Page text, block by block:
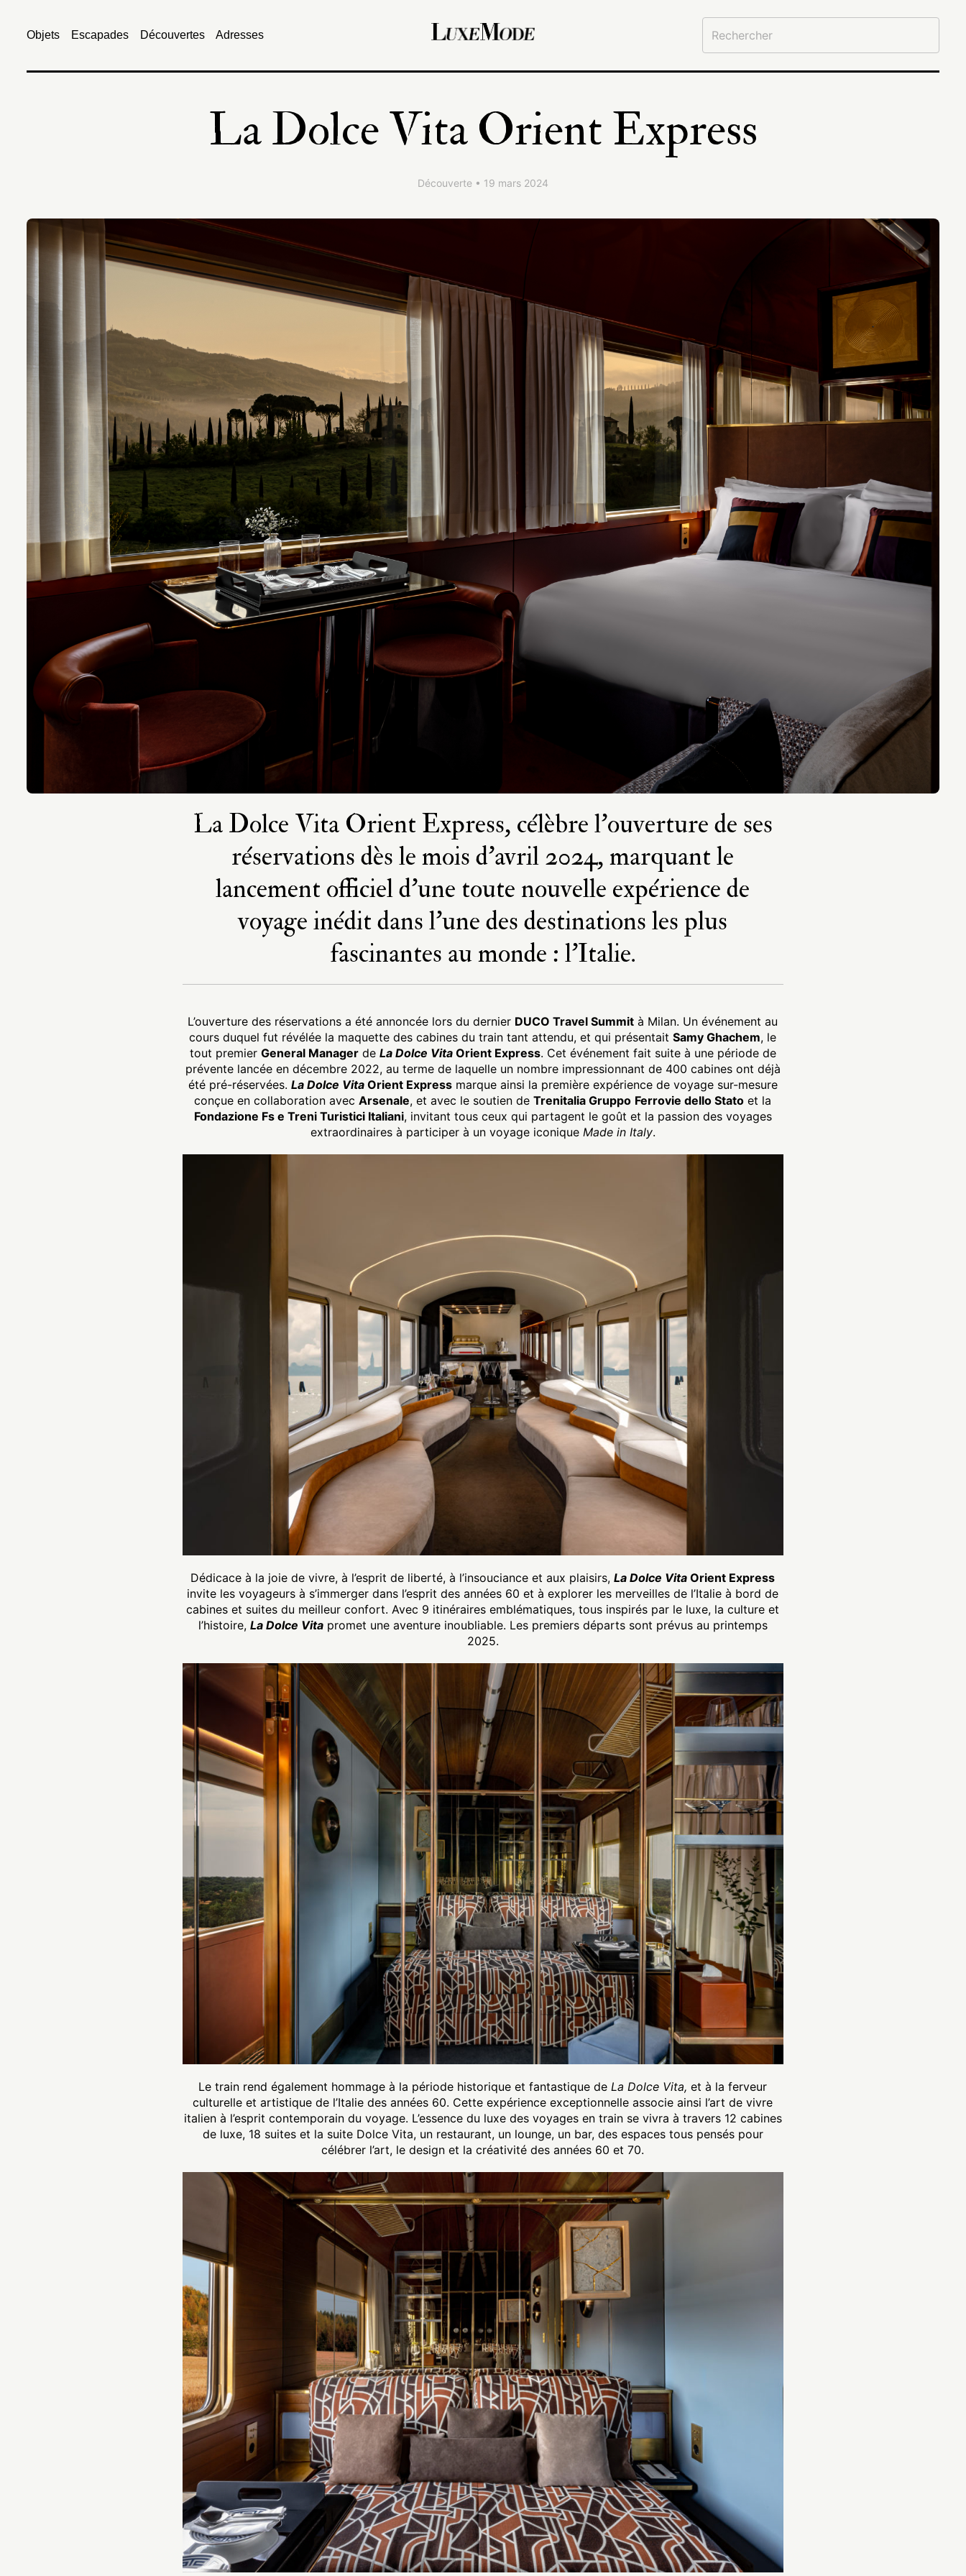
Objets Escapades Découvertes Adresses
La Dolce Vita Orient Express
Découverte • 19 mars 2024
La Dolce Vita Orient Express, célèbre l’ouverture de ses
réservations dès le mois d’avril 2024, marquant le
lancement officiel d’une toute nouvelle expérience de
voyage inédit dans l’une des destinations les plus
fascinantes au monde : l’Italie.
L’ouverture des réservations a été annoncée lors du dernier DUCO Travel Summit à Milan. Un événement au
cours duquel fut révélée la maquette des cabines du train tant attendu, et qui présentaitSamy Ghachem, le
tout premier General Managerde La Dolce VitaOrient Express. Cet événement fait suite à une période de
prévente lancée en décembre 2022, au terme de laquelle un nombre impressionnant de 400 cabines ont déjà
été pré-réservées. La Dolce VitaOrient Expressmarque ainsi la première expérience de voyage sur-mesure
conçue en collaboration avecArsenale, et avec le soutien deTrenitalia Gruppo Ferrovie dello Stato et la
Fondazione Fs e Treni Turistici Italiani, invitant tous ceux qui partagent le goût et la passion des voyages
extraordinaires à participer à un voyage iconique Made in Italy.
Dédicace à la joie de vivre, à l’esprit de liberté, à l’insouciance et aux plaisirs,La Dolce Vita Orient Express
invite les voyageurs à s’immerger dans l’esprit des années 60 et à explorer les merveilles de l’Italie à bord de
cabines et suites du meilleur confort. Avec 9 itinéraires emblématiques, tous inspirés par le luxe, la culture et
l’histoire, La Dolce Vitapromet une aventure inoubliable. Les premiers départs sont prévus au printemps
2025.
Le train rend également hommage à la période historique et fantastique de La Dolce Vita, et à la ferveur
culturelle et artistique de l’Italie des années 60. Cette expérience exceptionnelle associe ainsi l’art de vivre
italien à l’esprit contemporain du voyage. L’essence du luxe des voyages en train se vivra à travers 12 cabines
de luxe, 18 suites et la suite Dolce Vita, un restaurant, un lounge, un bar, des espaces tous pensés pour
célébrer l’art, le design et la créativité des années 60 et 70.